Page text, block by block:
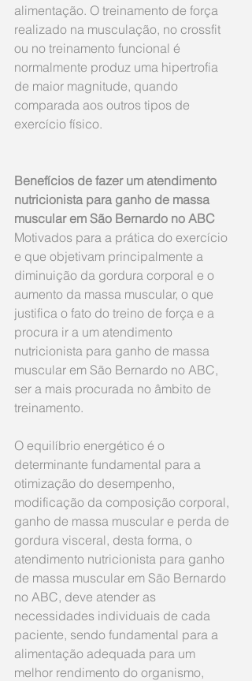
alimentação. O treinamento de força
realizado na musculação, no crossfit
ou no treinamento funcional é
normalmente produz uma hipertrofia
de maior magnitude, quando
comparada aos outros tipos de
exercício físico.
Benefícios de fazer um atendimento
nutricionista para ganho de massa
muscular em São Bernardo no ABC
Motivados para a prática do exercício
e que objetivam principalmente a
diminuição da gordura corporal e o
aumento da massa muscular, o que
justifica o fato do treino de força e a
procura ir a um atendimento
nutricionista para ganho de massa
muscular em São Bernardo no ABC,
ser a mais procurada no âmbito de
treinamento.
O equilíbrio energético é o
determinante fundamental para a
otimização do desempenho,
modificação da composição corporal,
ganho de massa muscular e perda de
gordura visceral, desta forma, o
atendimento nutricionista para ganho
de massa muscular em São Bernardo
no ABC, deve atender as
necessidades individuais de cada
paciente, sendo fundamental para a
alimentação adequada para um
melhor rendimento do organismo,